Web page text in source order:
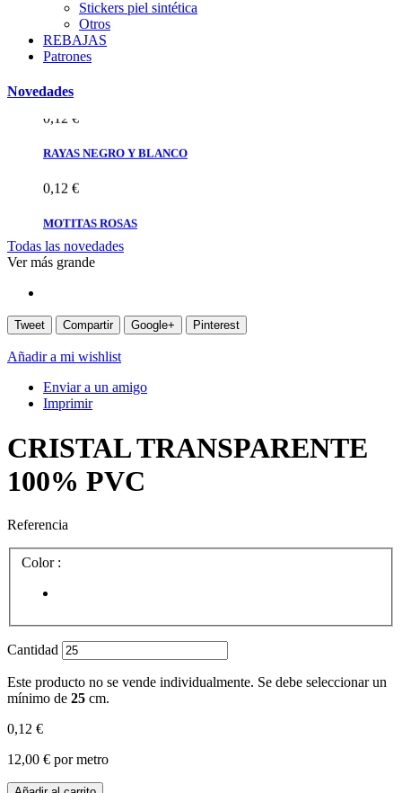
Stickers piel sintética
Otros
REBAJAS
Patrones
Novedades
MOTITAS ROSAS
0,12 €
RAYAS NEGRO Y BLANCO
0,12 €
MOTITAS ROSAS
0,12 €
0,12 €
Todas las novedades
Ver más grande
Tweet Compartir Google+ Pinterest
Añadir a mi wishlist
Enviar a un amigo
Imprimir
CRISTAL TRANSPARENTE
100% PVC
Referencia
Color :
Cantidad
Este producto no se vende individualmente. Se debe seleccionar un
mínimo de 25 cm.
0,12 €
12,00 € por metro